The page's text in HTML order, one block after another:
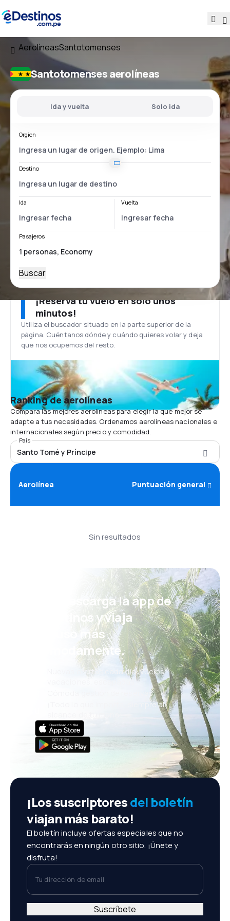
AerolíneasSantotomenses
Santotomenses aerolíneas
Ida y vuelta Solo ida
Orgien
Destino
Ida Vuelta
Pasajeros
Buscar
¡Reserva tu vuelo en solo unos
minutos!
Utiliza el buscador situado en la parte superior de la
página. Cuéntanos dónde y cuándo quieres volar y deja
que nos ocupemos del resto.
Ranking de aerolíneas
Compara las mejores aerolíneas para elegir la que mejor se
adapte a tus necesidades. Ordenamos aerolíneas nacionales e
internacionales según precio y comodidad.
País
Santo Tomé y Príncipe
Aerolínea Puntuación general
Sin resultados
¡Eh! Descarga la app de
eDestinos y viaja
incluso más
cómodamente.
Nuevas ofertas cada día: vuelos,
vacaciones, escapadas
Cómoda gestión de reservas
¡Todo lo que importa, siempre al
¡Los suscriptoresdel boletín
viajan más barato!
El boletín incluye ofertas especiales que no
encontrarás en ningún otro sitio. ¡Únete y
disfruta!
Tu dirección de email
Suscríbete